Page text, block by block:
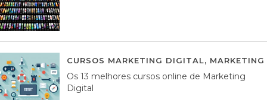
CURSOS MARKETING DIGITAL,
Os 13 melhores cursos online de Marketing
Digital